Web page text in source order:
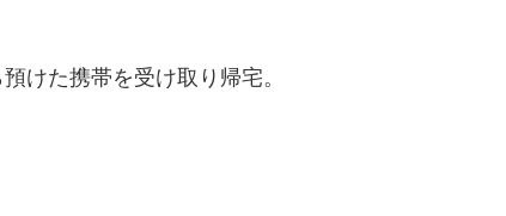
けた携帯を受け取り帰宅。